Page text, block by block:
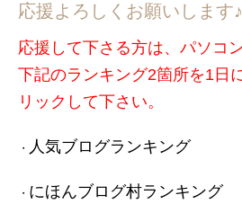
応援よろしくお願いします♪
応援して下さる方は、パソコ
下記のランキング2箇所を1日
リックして下さい。
・ 人気ブログランキング
・ にほんブログ村ランキング